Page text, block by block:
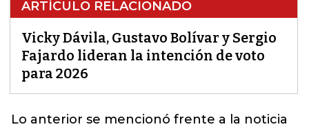
ARTÍCULO RELACIONADO
Vicky Dávila, Gustavo Bolívar y Sergio
Fajardo lideran la intención de voto
para 2026
Lo anterior se mencionó frente a la noticia